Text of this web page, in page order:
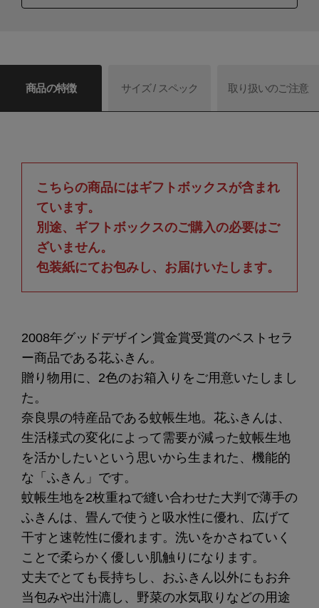
商品の特徴 サイズ / スペック 取り扱いのご注意
こちらの商品にはギフトボックスが含まれ
ています。
別途、ギフトボックスのご購入の必要はご
ざいません。
包装紙にてお包みし、お届けいたします。
2008年グッドデザイン賞金賞受賞のベストセラ
ー商品である花ふきん。
贈り物用に、2色のお箱入りをご用意いたしまし
た。
奈良県の特産品である蚊帳生地。花ふきんは、
生活様式の変化によって需要が減った蚊帳生地
を活かしたいという思いから生まれた、機能的
な「ふきん」です。
蚊帳生地を2枚重ねで縫い合わせた大判で薄手の
ふきんは、畳んで使うと吸水性に優れ、広げて
干すと速乾性に優れます。洗いをかさねていく
ことで柔らかく優しい肌触りになります。
丈夫でとても長持ちし、おふきん以外にもお弁
当包みや出汁漉し、野菜の水気取りなどの用途